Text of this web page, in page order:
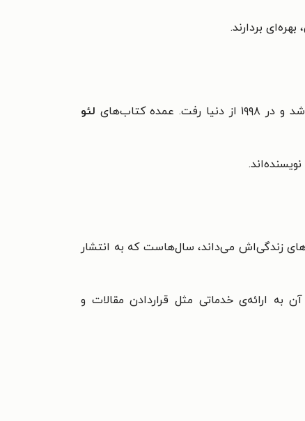
بردارند.
لئو
زندگی‌اش می‌داند، سال‌هاست که به انتشار
به ارائه‌ی خدماتی مثل قراردادن مقالات و